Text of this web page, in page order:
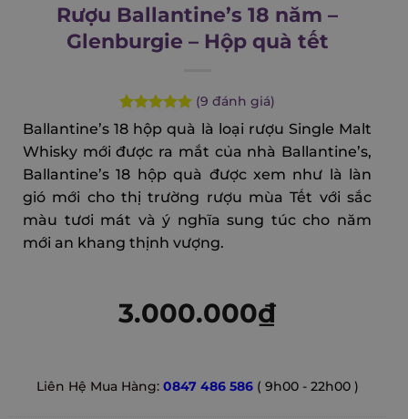
Rượu Ballantine’s 18 năm –
Glenburgie – Hộp quà tết
Rated 5.00
out of 5
based on
9
customer
ratings
(9 đánh giá)
Ballantine’s 18 hộp quà là loại rượu Single Malt
Whisky mới được ra mắt của nhà Ballantine’s,
Ballantine’s 18 hộp quà được xem như là làn
gió mới cho thị trường rượu mùa Tết với sắc
màu tươi mát và ý nghĩa sung túc cho năm
mới an khang thịnh vượng.
3.000.000₫
Liên Hệ Mua Hàng: 0847 486 586 ( 9h00 - 22h00 )